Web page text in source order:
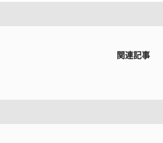
関連記事